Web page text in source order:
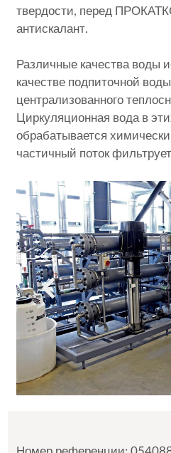
твердости, перед
антискалант.
Различные качества воды
качестве подпиточной
централизованного
Циркуляционная вода в
обрабатывается
частичный поток